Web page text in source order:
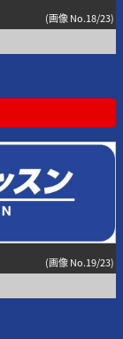
(画像 No.18/23)
(画像 No.19/23)